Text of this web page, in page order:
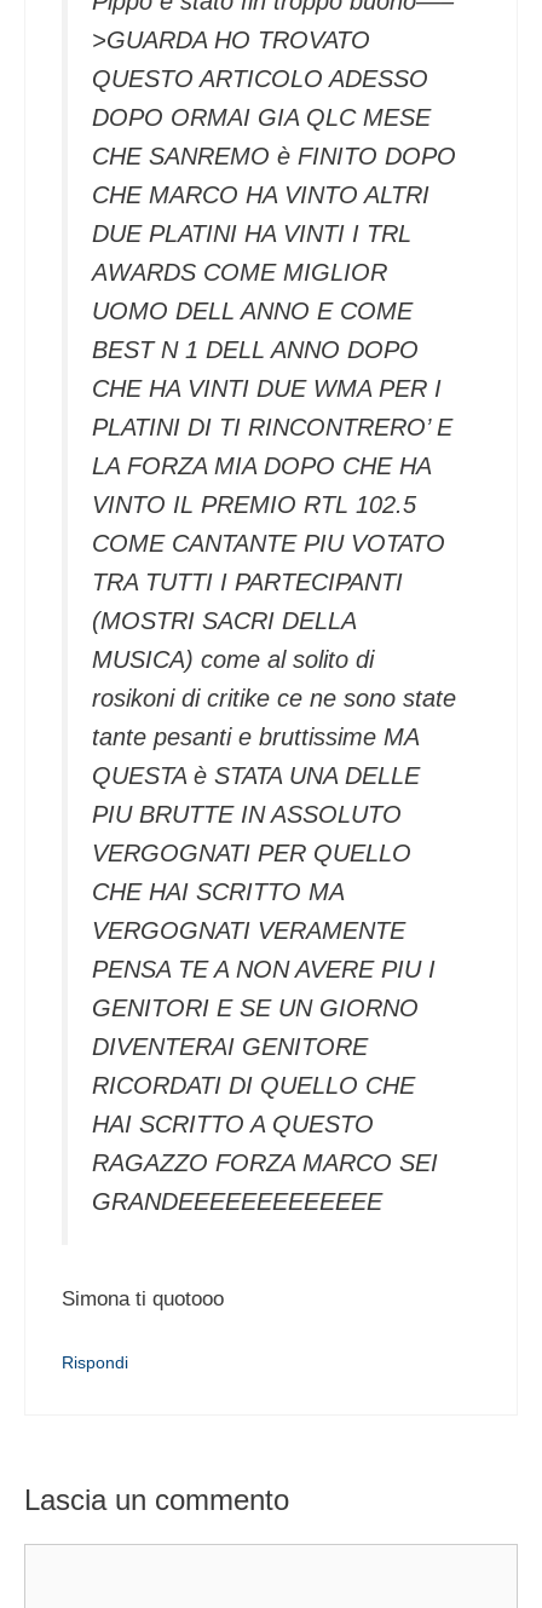
>GUARDA HO TROVATO
QUESTO ARTICOLO ADESSO
DOPO ORMAI GIA QLC MESE
CHE SANREMO è FINITO DOPO
CHE MARCO HA VINTO ALTRI
DUE PLATINI HA VINTI I TRL
AWARDS COME MIGLIOR
UOMO DELL ANNO E COME
BEST N 1 DELL ANNO DOPO
CHE HA VINTI DUE WMA PER I
PLATINI DI TI RINCONTRERO’ E
LA FORZA MIA DOPO CHE HA
VINTO IL PREMIO RTL 102.5
COME CANTANTE PIU VOTATO
TRA TUTTI I PARTECIPANTI
(MOSTRI SACRI DELLA
MUSICA) come al solito di
rosikoni di critike ce ne sono state
tante pesanti e bruttissime MA
QUESTA è STATA UNA DELLE
PIU BRUTTE IN ASSOLUTO
VERGOGNATI PER QUELLO
CHE HAI SCRITTO MA
VERGOGNATI VERAMENTE
PENSA TE A NON AVERE PIU I
GENITORI E SE UN GIORNO
DIVENTERAI GENITORE
RICORDATI DI QUELLO CHE
HAI SCRITTO A QUESTO
RAGAZZO FORZA MARCO SEI
GRANDEEEEEEEEEEEEE
Simona ti quotooo
Rispondi
Lascia un commento